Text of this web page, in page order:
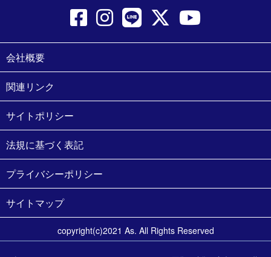
会社概要
関連リンク
サイトポリシー
法規に基づく表記
プライバシーポリシー
サイトマップ
copyright(c)2021 As. All Rights Reserved